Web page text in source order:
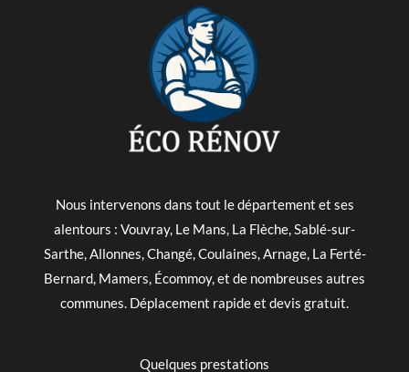
Nous intervenons dans tout le département et ses
alentours : Vouvray, Le Mans, La Flèche, Sablé-sur-
Sarthe, Allonnes, Changé, Coulaines, Arnage, La Ferté-
Bernard, Mamers, Écommoy, et de nombreuses autres
communes. Déplacement rapide et devis gratuit.
Quelques prestations